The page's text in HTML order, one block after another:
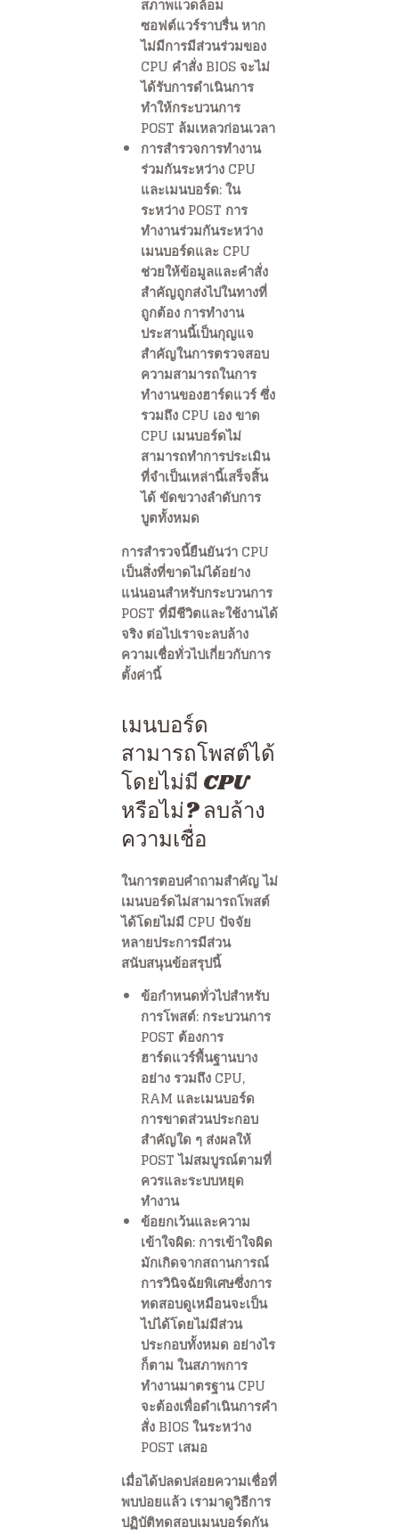
ซอฟต์แวร์ราบรื่น หาก
ไม่มีการมีส่วนร่วมของ
CPU คำสั่ง BIOS จะไม่
ได้รับการดำเนินการ
ทำให้กระบวนการ
POST ล้มเหลวก่อนเวลา
การสำรวจการทำงาน
ร่วมกันระหว่าง CPU
และเมนบอร์ด: ใน
ระหว่าง POST การ
ทำงานร่วมกันระหว่าง
เมนบอร์ดและ CPU
ช่วยให้ข้อมูลและคำสั่ง
สำคัญถูกส่งไปในทางที่
ถูกต้อง การทำงาน
ประสานนี้เป็นกุญแจ
สำคัญในการตรวจสอบ
ความสามารถในการ
ทำงานของฮาร์ดแวร์ ซึ่ง
รวมถึง CPU เอง ขาด
CPU เมนบอร์ดไม่
สามารถทำการประเมิน
ที่จำเป็นเหล่านี้เสร็จสิ้น
ได้ ขัดขวางลำดับการ
บูตทั้งหมด
การสำรวจนี้ยืนยันว่า CPU
เป็นสิ่งที่ขาดไม่ได้อย่าง
แน่นอนสำหรับกระบวนการ
POST ที่มีชีวิตและใช้งานได้
จริง ต่อไปเราจะลบล้าง
ความเชื่อทั่วไปเกี่ยวกับการ
ตั้งค่านี้
เมนบอร์ด
สามารถโพสต์ได้
โดยไม่มี CPU
หรือไม่? ลบล้าง
ความเชื่อ
ในการตอบคำถามสำคัญ ไม่
เมนบอร์ดไม่สามารถโพสต์
ได้โดยไม่มี CPU ปัจจัย
หลายประการมีส่วน
สนับสนุนข้อสรุปนี้
ข้อกำหนดทั่วไปสำหรับ
การโพสต์: กระบวนการ
POST ต้องการ
ฮาร์ดแวร์พื้นฐานบาง
อย่าง รวมถึง CPU,
RAM และเมนบอร์ด
การขาดส่วนประกอบ
สำคัญใด ๆ ส่งผลให้
POST ไม่สมบูรณ์ตามที่
ควรและระบบหยุด
ทำงาน
ข้อยกเว้นและความ
เข้าใจผิด: การเข้าใจผิด
มักเกิดจากสถานการณ์
การวินิจฉัยพิเศษซึ่งการ
ทดสอบดูเหมือนจะเป็น
ไปได้โดยไม่มีส่วน
ประกอบทั้งหมด อย่างไร
ก็ตาม ในสภาพการ
ทำงานมาตรฐาน CPU
จะต้องเพื่อดำเนินการคำ
สั่ง BIOS ในระหว่าง
POST เสมอ
เมื่อได้ปลดปล่อยความเชื่อที่
พบบ่อยแล้ว เรามาดูวิธีการ
ปฏิบัติทดสอบเมนบอร์ดกัน